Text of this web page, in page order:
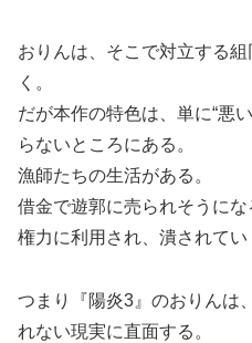
おりんは、そこで対立する
く。
だが本作の特色は、単に“悪
らないところにある。
漁師たちの生活がある。
借金で遊郭に売られそうにな
権力に利用され、潰されてい
つまり『陽炎3』のおりんは
れない現実に直面する。